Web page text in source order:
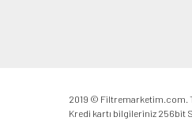
2019 © Filtremarketim.com.
Kredi kartı bilgileriniz 256bit